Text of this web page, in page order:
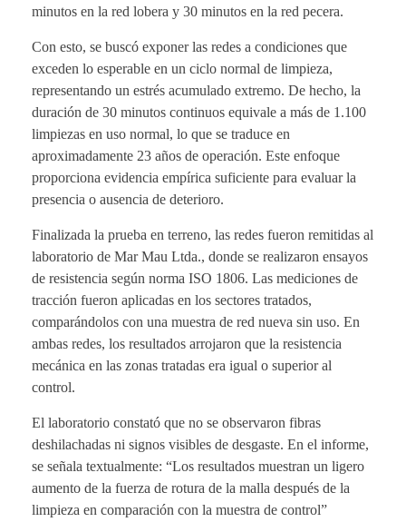
minutos en la red lobera y 30 minutos en la red pecera.
Con esto, se buscó exponer las redes a condiciones que
exceden lo esperable en un ciclo normal de limpieza,
representando un estrés acumulado extremo. De hecho, la
duración de 30 minutos continuos equivale a más de 1.100
limpiezas en uso normal, lo que se traduce en
aproximadamente 23 años de operación. Este enfoque
proporciona evidencia empírica suficiente para evaluar la
presencia o ausencia de deterioro.
Finalizada la prueba en terreno, las redes fueron remitidas al
laboratorio de Mar Mau Ltda., donde se realizaron ensayos
de resistencia según norma ISO 1806. Las mediciones de
tracción fueron aplicadas en los sectores tratados,
comparándolos con una muestra de red nueva sin uso. En
ambas redes, los resultados arrojaron que la resistencia
mecánica en las zonas tratadas era igual o superior al
control.
El laboratorio constató que no se observaron fibras
deshilachadas ni signos visibles de desgaste. En el informe,
se señala textualmente: “Los resultados muestran un ligero
aumento de la fuerza de rotura de la malla después de la
limpieza en comparación con la muestra de control”